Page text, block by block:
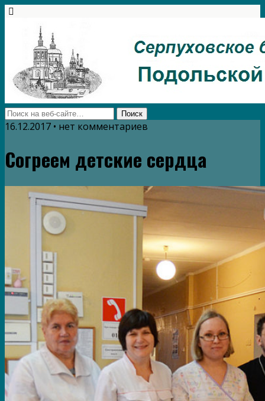
16.12.2017 • нет комментариев
Согреем детские сердца